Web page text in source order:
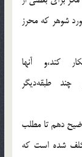
شوهر که محرز
کند،و آنها
چند طبقه‌دیگر
دهم تا مطلب
شده است که